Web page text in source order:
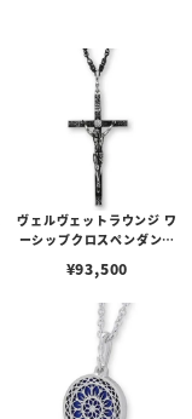
ヴェルヴェットラウンジ ワ
ーシップクロスペンダント
¥93,500